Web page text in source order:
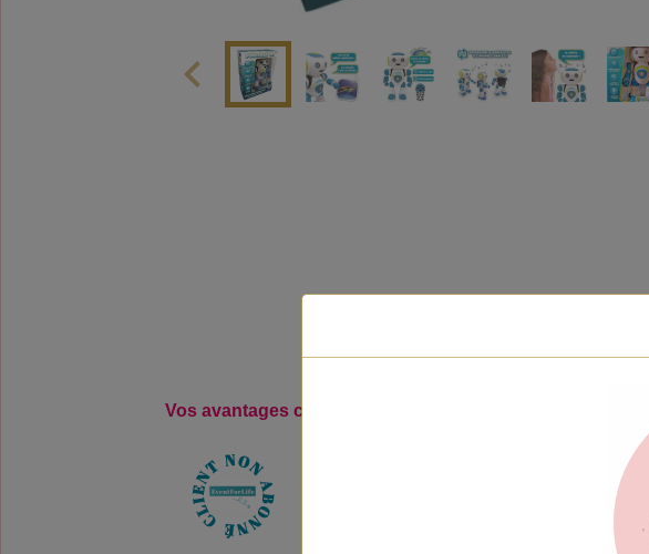
Vos avantages clients pour l'achat, de ce produit